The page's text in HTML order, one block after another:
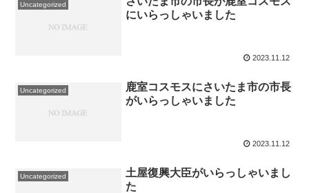
Uncategorized
にいらっしゃいました
2023.11.12
Uncategorized
鹿室コスモスにさいたま市の市長
がいらっしゃいました
2023.11.12
Uncategorized
土屋復興大臣がいらっしゃいまし
た